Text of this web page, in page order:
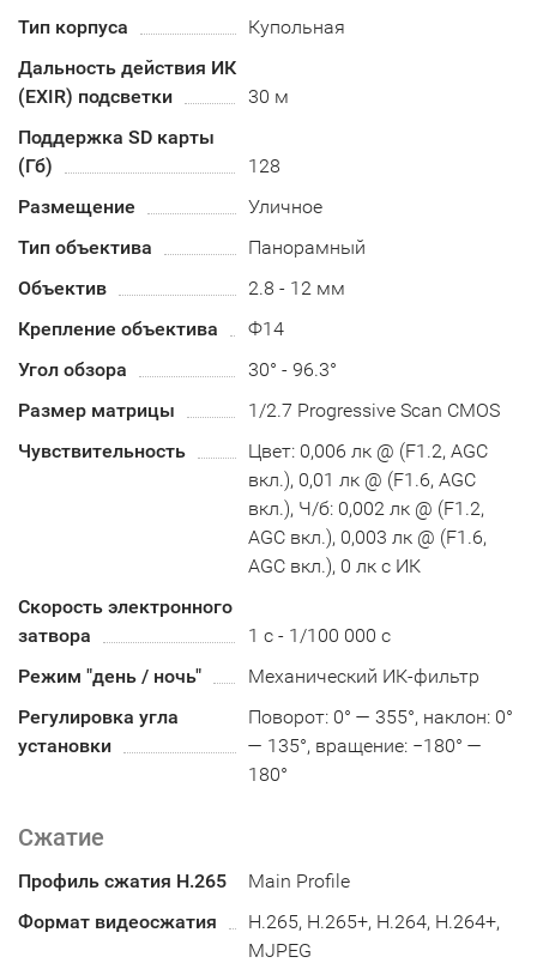
Тип корпуса
Купольная
Дальность действия ИК
(EXIR) подсветки
30 м
Поддержка SD карты
(Гб)
128
Размещение
Уличное
Тип объектива
Панорамный
Объектив
2.8 - 12 мм
Крепление объектива
Ф14
Угол обзора
30° - 96.3°
Размер матрицы
1/2.7 Progressive Scan CMOS
Чувствительность
Цвет: 0,006 лк @ (F1.2, AGC
вкл.), 0,01 лк @ (F1.6, AGC
вкл.), Ч/б: 0,002 лк @ (F1.2,
AGC вкл.), 0,003 лк @ (F1.6,
AGC вкл.), 0 лк с ИК
Скорость электронного
затвора
1 с - 1/100 000 с
Режим "день / ночь"
Механический ИК-фильтр
Регулировка угла
установки
Поворот: 0° — 355°, наклон: 0°
— 135°, вращение: −180° —
180°
Сжатие
Профиль сжатия H.265
Main Profile
Формат видеосжатия
H.265, H.265+, H.264, H.264+,
MJPEG